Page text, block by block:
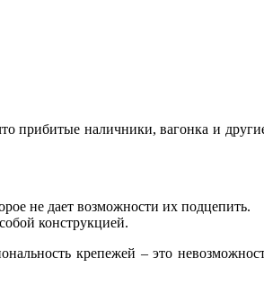
наличники, вагонка и
не дает возможности их подцепить.
конструкцией.
крепежей – это